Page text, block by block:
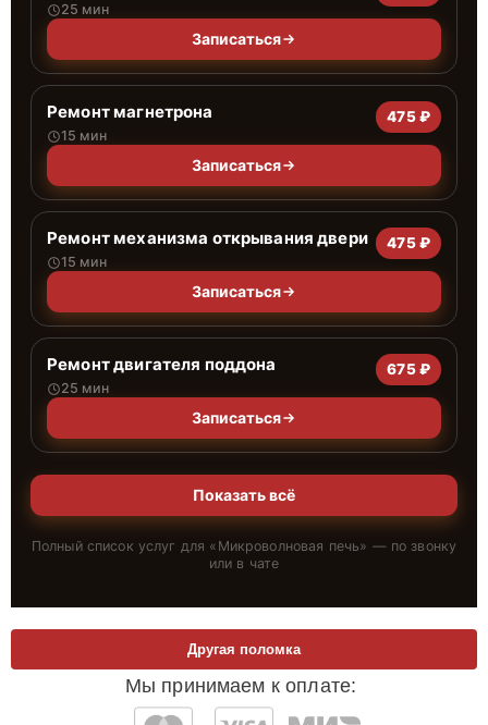
25 мин
Записаться
Ремонт магнетрона
15 мин
475 ₽
Записаться
Ремонт механизма открывания двери
15 мин
475 ₽
Записаться
Ремонт двигателя поддона
25 мин
675 ₽
Записаться
Показать всё
Полный список услуг для « Микроволновая печь» — по звонку
или в чате
Мы принимаем к оплате:
Другая поломка